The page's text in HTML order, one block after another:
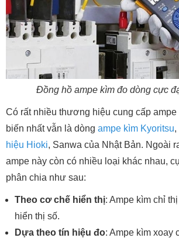
Đồng hồ ampe kìm đo dòng cực
Có rất nhiều thương hiệu cung cấp
biến nhất vẫn là dòng ampe kìm Kyoritsu,
hiệu Hioki, Sanwa của Nhật Bản. Ngoài
ampe này còn có nhiều loại khác nhau,
phân chia như sau:
Theo cơ chế hiển thị: Ampe kìm chỉ
hiển thị số.
Dựa theo tín hiệu đo: Ampe kìm xoay